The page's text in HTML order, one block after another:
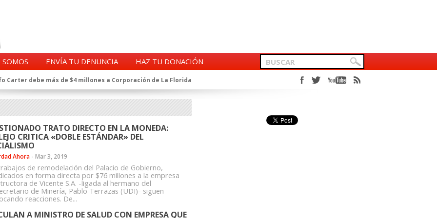
ENVÍA TU DENUNCIA
HAZ TU DONACIÓN
Carter debe más de $4 millones a Corporación de La Florida
de la CIA en Chile tras archivos desclasificados por Trump
exprefecto de Carabineros de Talca por supuesto fraude al
al Alto Mando de la PDI
de Carabineros en el ajedrez del caso Huracán
imputado en caso Huracán, según chats en poder de la Fiscalía
vínculos con jueces del Grupo Arauco de Angelini
La denuncia que Carabineros ignoró
a Clínica Las Condes, vinculada al ministro Jaime Mañalich
de oficiales de la FACH recontratados por la DGAC
TRATO DIRECTO EN LA MONEDA:
CRITICA «DOBLE ESTÁNDAR» DEL
Ahora - Mar 3, 2019
de remodelación del Palacio de Gobierno,
en forma directa por $76 millones a la empresa
de Vicente S.A. -ligada al hermano del
de Minería, Pablo Terrazas (UDI)- siguen
reacciones. De...
A MINISTRO DE SALUD CON EMPRESA QUE